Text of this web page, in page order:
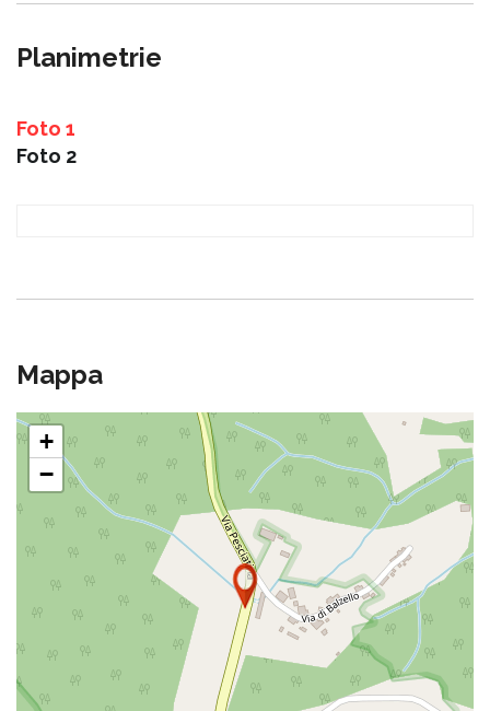
Planimetrie
Foto 1
Foto 2
Mappa
+
−